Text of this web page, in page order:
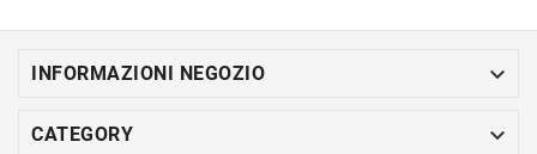
INFORMAZIONI NEGOZIO 
CATEGORY 